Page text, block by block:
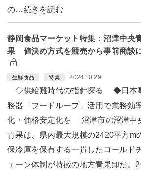
の…続きを読む
静岡食品マーケット特集：沼津中央
果 値決め方式を競売から事前商談
生鮮食品 特集 2024.10.29
◇供給難時代の指針探る ◆日本
務器「フードループ」活用で業務効
化・価格安定化を 沼津市の沼津中
青果は、県内最大規模の2420平方m
保冷庫を保有する一貫したコールド
ェーン体制が特徴の地方青果卸だ。